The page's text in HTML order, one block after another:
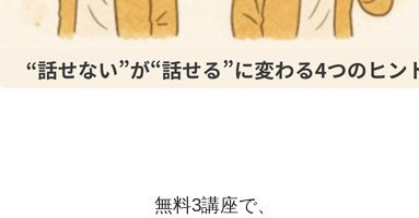
無料3講座で、